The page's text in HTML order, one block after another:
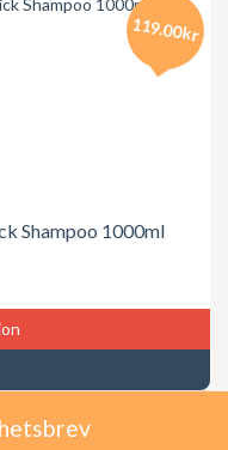
Shampoo 1000ml
119.00kr